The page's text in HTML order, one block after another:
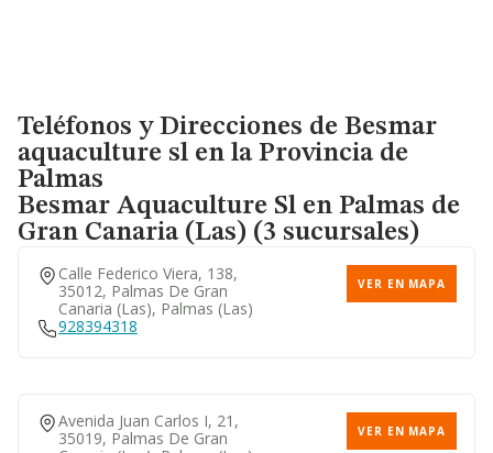
Teléfonos y Direcciones de Besmar
aquaculture sl en la Provincia de
Palmas
Besmar Aquaculture Sl en Palmas de
Gran Canaria (Las) (3 sucursales)
Calle Federico Viera, 138,
35012, Palmas De Gran
Canaria (las), Palmas (las)
VER EN MAPA
928394318
Avenida Juan Carlos I, 21,
35019, Palmas De Gran
VER EN MAPA